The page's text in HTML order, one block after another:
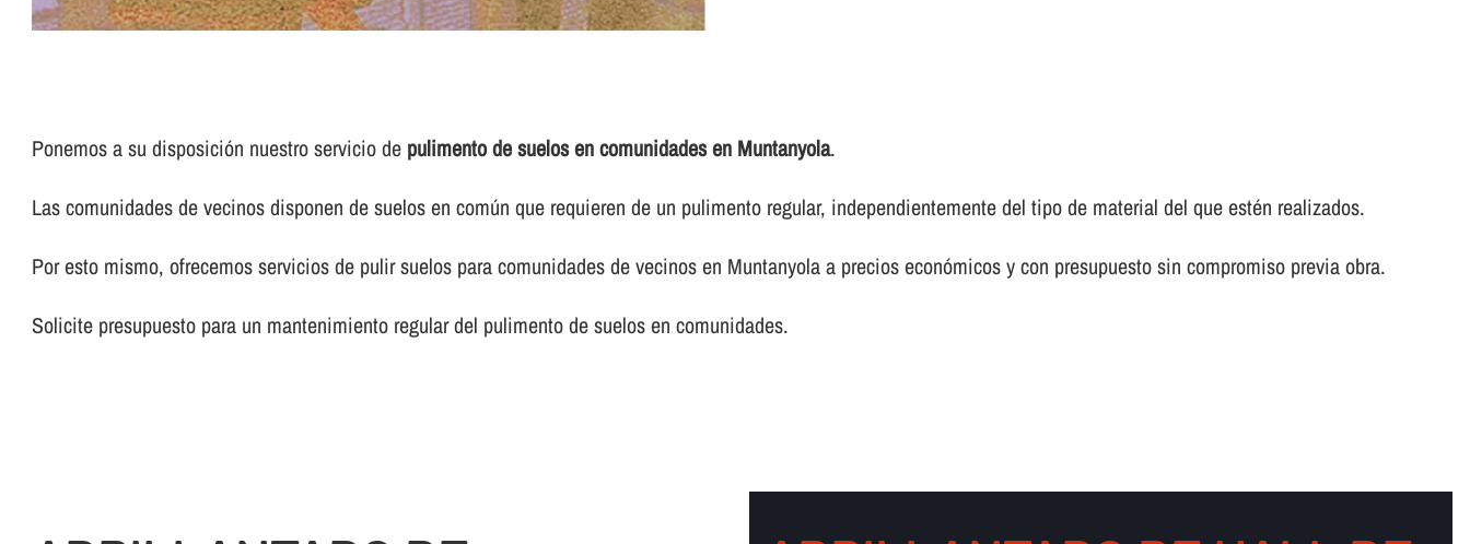
Ponemos a su disposición nuestro servicio de pulimento de suelos en comunidades en Muntanyola.
Las comunidades de vecinos disponen de suelos en común que requieren de un pulimento regular, independientemente del tipo de material del que estén realizados.
Por esto mismo, ofrecemos servicios de pulir suelos para comunidades de vecinos en Muntanyola a precios económicos y con presupuesto sin compromiso previa obra.
Solicite presupuesto para un mantenimiento regular del pulimento de suelos en comunidades.